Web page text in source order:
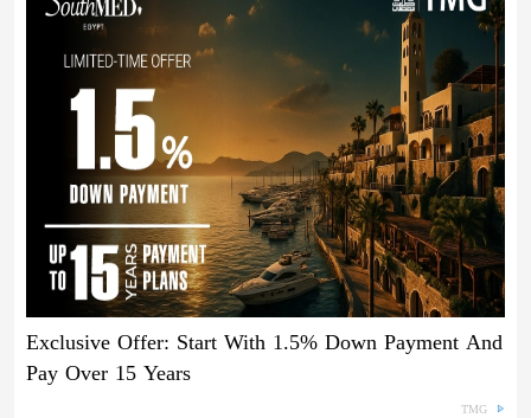
Exclusive Offer: Start With 1.5% Down Payment And
Pay Over 15 Years
TMG